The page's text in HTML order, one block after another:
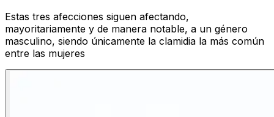
Estas tres afecciones siguen afectando,
mayoritariamente y de manera notable, a un género
masculino, siendo únicamente la clamidia la más común
entre las mujeres